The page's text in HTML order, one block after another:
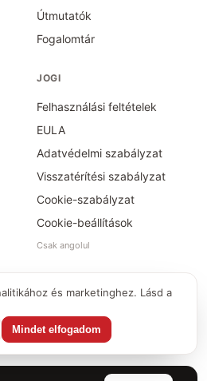
Útmutatók
Fogalomtár
JOGI
Felhasználási feltételek
EULA
Adatvédelmi szabályzat
Visszatérítési szabályzat
Cookie-szabályzat
Cookie-beállítások
Csak angolul
· PayForSay s. r. o.
és marketinghez. Lásd a
Mindet elfogadom